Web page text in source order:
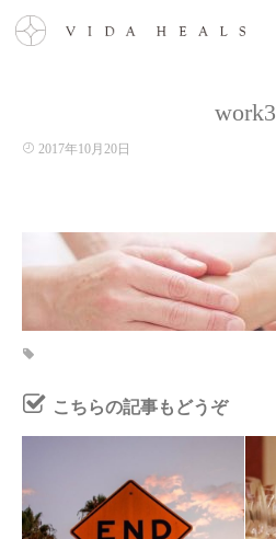
work3
2017年10月20日
こちらの記事もどうぞ